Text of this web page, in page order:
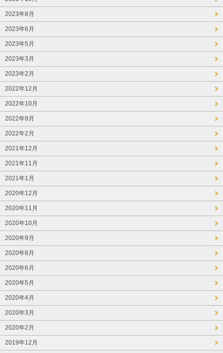
2023年8月
2023年6月
2023年5月
2023年3月
2023年2月
2022年12月
2022年10月
2022年9月
2022年2月
2021年12月
2021年11月
2021年1月
2020年12月
2020年11月
2020年10月
2020年9月
2020年8月
2020年6月
2020年5月
2020年4月
2020年3月
2020年2月
2019年12月